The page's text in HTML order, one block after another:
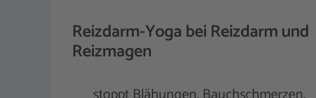
Reizdarm-Yoga bei Reizdarm und
Reizmagen